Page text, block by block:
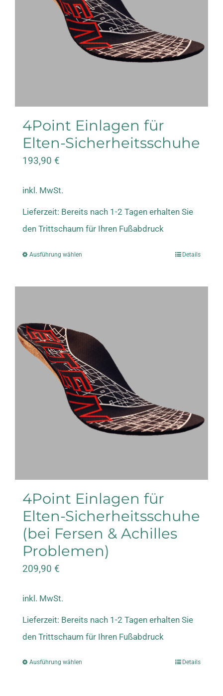
4Point Einlagen für
Elten-Sicherheitsschuhe
193,90 €
inkl. MwSt.
Lieferzeit: Bereits nach 1-2 Tagen erhalten Sie
den Trittschaum für Ihren Fußabdruck
Ausführung wählen
Varianten
Die
Optionen
können
auf
werden
Details
4Point Einlagen für
Elten-Sicherheitsschuhe
(bei Fersen & Achilles
Problemen)
209,90 €
inkl. MwSt.
Lieferzeit: Bereits nach 1-2 Tagen erhalten Sie
den Trittschaum für Ihren Fußabdruck
Ausführung wählen Details